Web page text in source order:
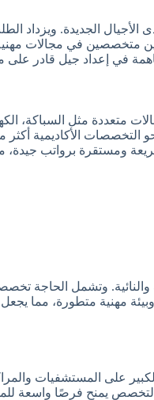
الأجيال الجديدة.
متخصصين في مجالات
في إعداد جيل قادر
متعددة مثل السباكة،
التخصصات الأكاديمية
برواتب جيدة، مما
والنائية. وتشمل
مهنية متطورة، مما
على المستشفيات
يمنح فرصًا واسعة